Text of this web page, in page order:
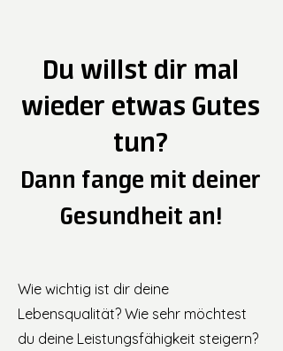
Du willst dir mal
wieder etwas Gutes
tun?
Dann fange mit deiner
Gesundheit an!
Wie wichtig ist dir deine
Lebensqualität? Wie sehr möchtest
du deine Leistungsfähigkeit steigern?